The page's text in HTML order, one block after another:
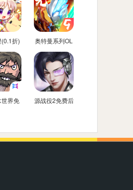
折)
奥特曼系列OL
免费内购后台
界免
源战役2免费后